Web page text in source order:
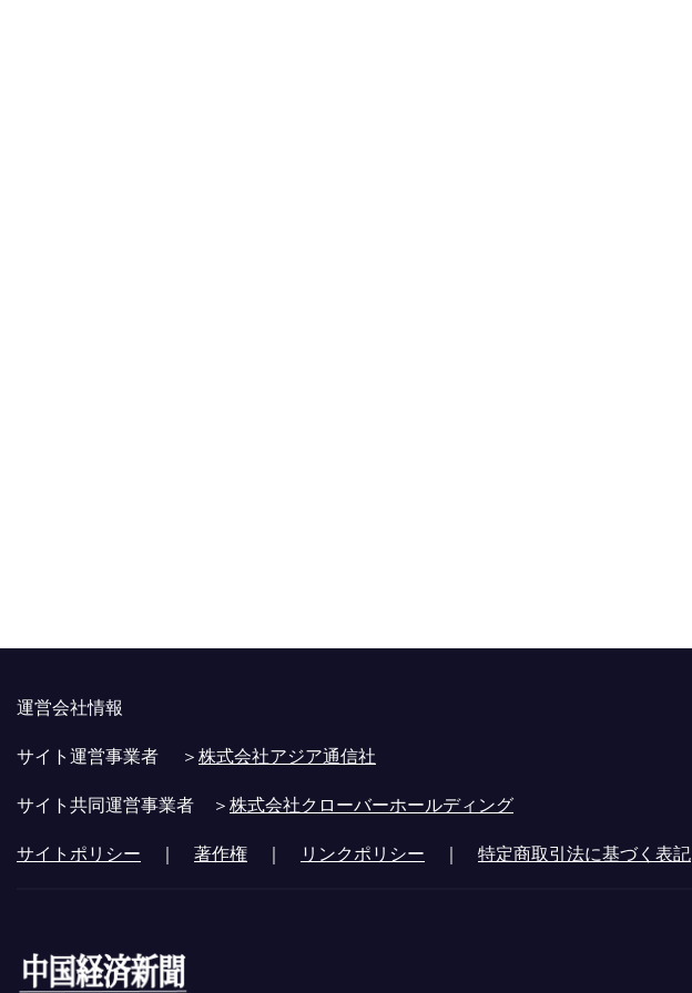
運営会社情報
サイト運営事業者 ＞株式会社アジア通信社
サイト共同運営事業者 ＞株式会社クローバーホールディング
サイトポリシー ｜ 著作権 ｜ リンクポリシー ｜ 特定商取引法に基づく表記